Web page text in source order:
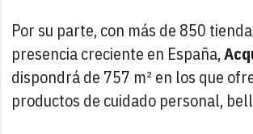
Por su parte, con más de 850
presencia creciente en España,
dispondrá de 757 m² en los que
productos de cuidado personal,